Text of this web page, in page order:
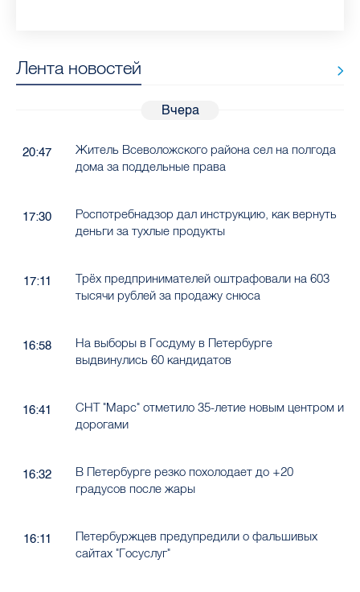
Лента новостей
Вчера
20:47
Житель Всеволожского района сел на полгода
дома за поддельные права
17:30
Роспотребнадзор дал инструкцию, как вернуть
деньги за тухлые продукты
17:11
Трёх предпринимателей оштрафовали на 603
тысячи рублей за продажу снюса
16:58
На выборы в Госдуму в Петербурге
выдвинулись 60 кандидатов
16:41
СНТ "Марс" отметило 35-летие новым центром и
дорогами
16:32
В Петербурге резко похолодает до +20
градусов после жары
16:11
Петербуржцев предупредили о фальшивых
сайтах "Госуслуг"